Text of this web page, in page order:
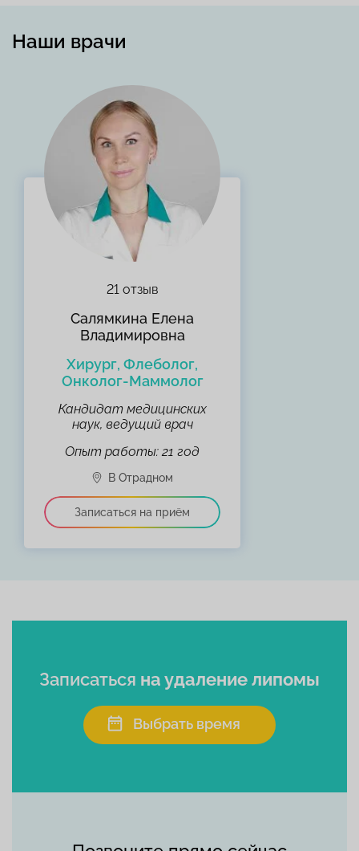
Наши врачи
21 отзыв
Салямкина Елена
Владимировна
Хирург, Флеболог,
Онколог-Маммолог
Кандидат медицинских
наук, ведущий врач
Опыт работы: 21 год
Записаться на удаление липомы
Выбрать время